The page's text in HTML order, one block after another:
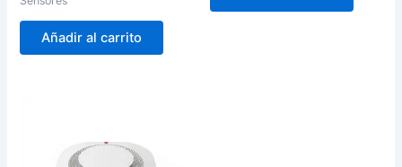
Añadir al carrito